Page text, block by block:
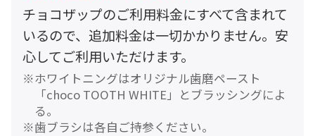
チョコザップのご利用料金にすべて含まれて
いるので、追加料金は一切かかりません。安
心してご利用いただけます。
ホワイトニングはオリジナル歯磨ペースト
「choco TOOTH WHITE」とブラッシングによ
る。
歯ブラシは各自ご持参ください。